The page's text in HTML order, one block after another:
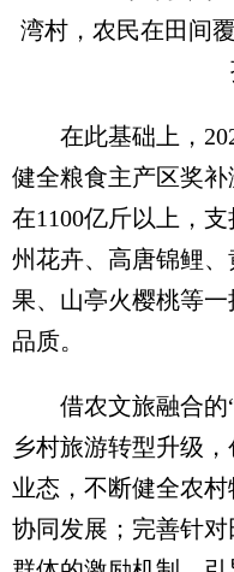
湾村，农民在田间
在此基础上，
健全粮食主产区奖
在1100亿斤以上，
州花卉、高唐锦鲤
果、山亭火樱桃等
品质。
借农文旅融合的“
乡村旅游转型升级
业态，不断健全农
协同发展；完善针